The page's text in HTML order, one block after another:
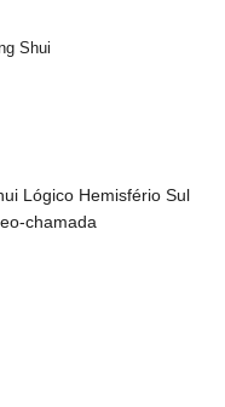
Shui
Lógico Hemisfério Sul
chamada